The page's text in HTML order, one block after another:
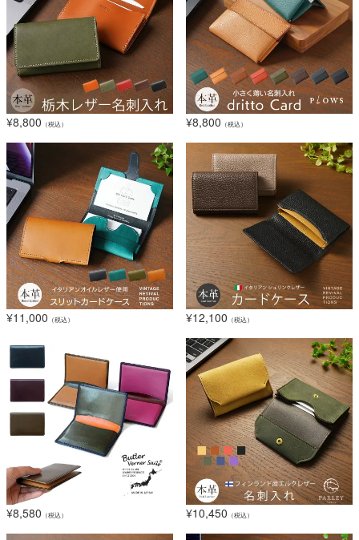
¥8,800 （税込） ¥8,800 （税込）
¥11,000 （税込） ¥12,100 （税込）
¥8,580 （税込） ¥10,450 （税込）